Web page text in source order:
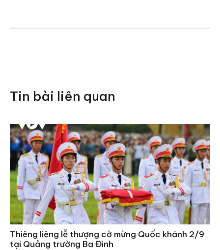
Tin bài liên quan
Thiêng liêng lễ thượng cờ mừng Quốc khánh 2/9
tại Quảng trường Ba Đình